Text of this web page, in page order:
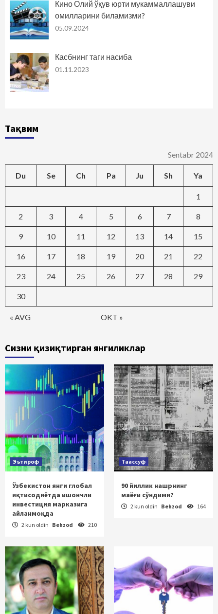
Кино Олий ўқув юрти мукаммаллашуви
омилларини биламизми?
05.09.2024
Касбнинг таги насиба
01.11.2023
Тақвим
Sentabr 2024
Du Se Ch Pa Ju Sh Ya
« AVG OKT »
1
2 3 4 5 6 7 8
9 10 11 12 13 14 15
16 17 18 19 20 21 22
23 24 25 26 27 28 29
30
Сизни қизиқтирган янгиликлар
Эътироф
Ўзбекистон янги глобал
иқтисодиётда ишончли
инвестиция марказига
айланмоқда
2 kun oldin Behzod 210
Таассуф
90 йиллик нашрнинг
маёғи сўндими?
2 kun oldin Behzod 164